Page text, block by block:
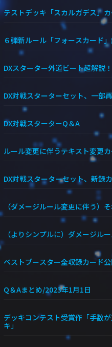
テストデッキ「スカルガデス」
６弾新ルール「フォースカード
DXスターター外道ビート超解説
DX対戦スターターセット、一部
DX対戦スターターQ＆A
ルール変更に伴うテキスト変更
DX対戦スターターセット、新録
（ダメージルール変更に伴う）
（よりシンプルに）ダメージル
ベストブースター全収録カード公
Q＆Aまとめ/2023年1月1日
デッキコンテスト受賞作「手数
キ」